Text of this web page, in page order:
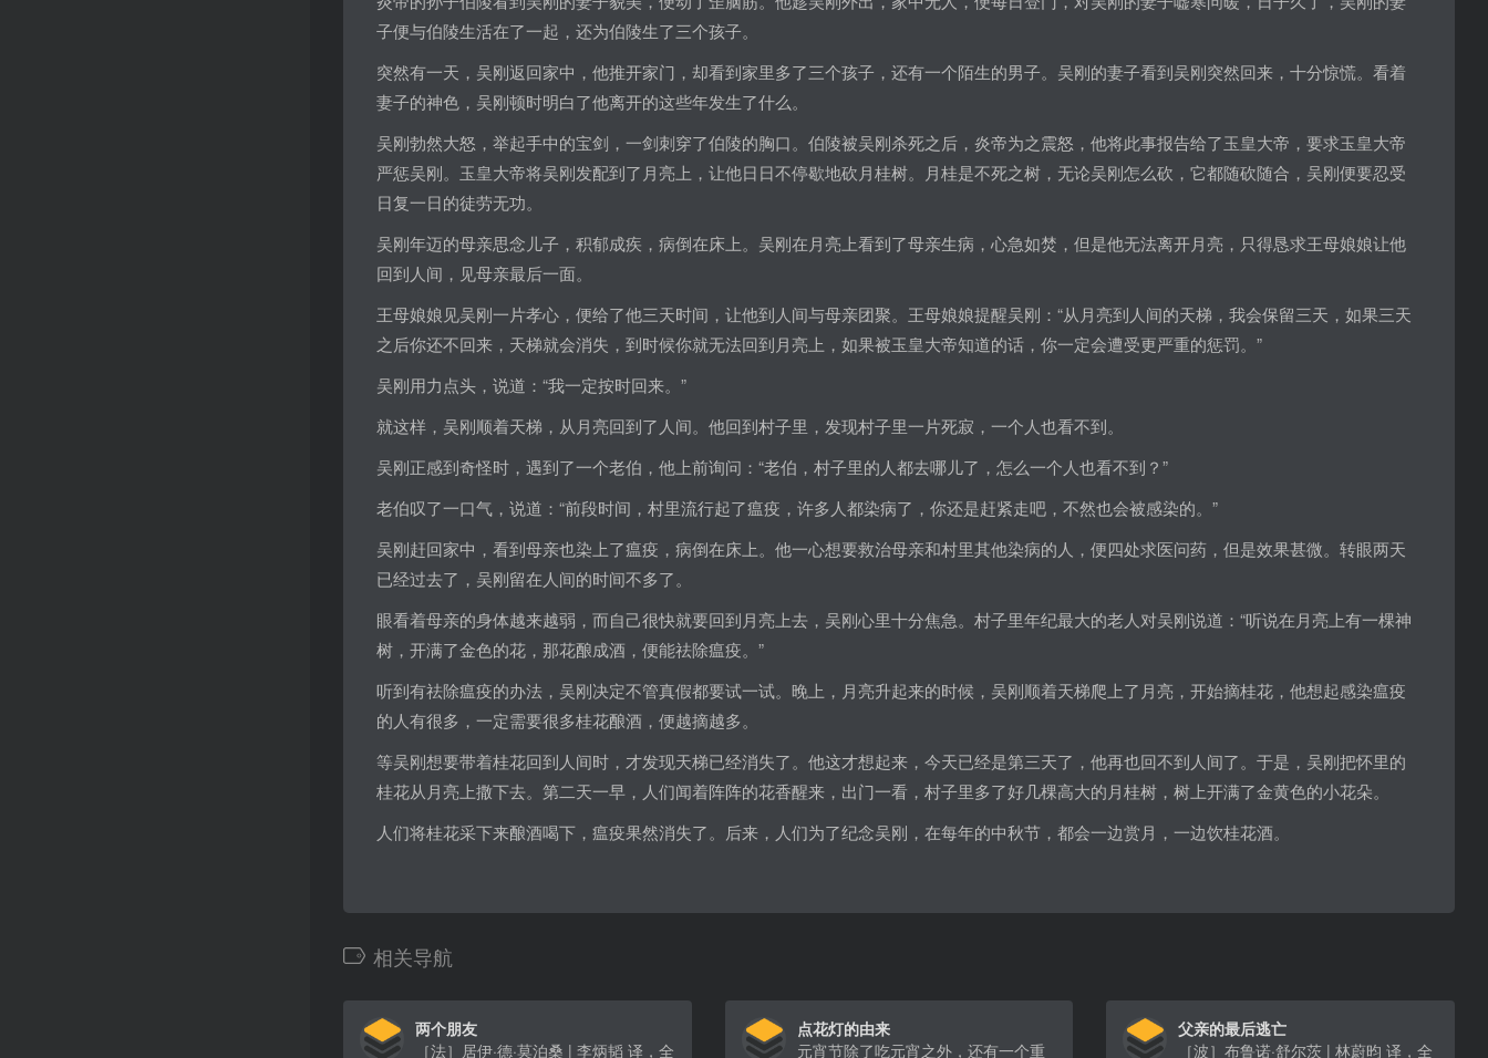
子便与伯陵生活在了一起，还为伯陵生了三个孩子。
突然有一天，吴刚返回家中，他推开家门，却看到家里多了三个孩子，还有一个陌生的男子。吴刚的妻子看到吴刚突然回来，十分惊慌。看着
妻子的神色，吴刚顿时明白了他离开的这些年发生了什么。
吴刚勃然大怒，举起手中的宝剑，一剑刺穿了伯陵的胸口。伯陵被吴刚杀死之后，炎帝为之震怒，他将此事报告给了玉皇大帝，要求玉皇大帝
严惩吴刚。玉皇大帝将吴刚发配到了月亮上，让他日日不停歇地砍月桂树。月桂是不死之树，无论吴刚怎么砍，它都随砍随合，吴刚便要忍受
日复一日的徒劳无功。
吴刚年迈的母亲思念儿子，积郁成疾，病倒在床上。吴刚在月亮上看到了母亲生病，心急如焚，但是他无法离开月亮，只得恳求王母娘娘让他
回到人间，见母亲最后一面。
王母娘娘见吴刚一片孝心，便给了他三天时间，让他到人间与母亲团聚。王母娘娘提醒吴刚：“从月亮到人间的天梯，我会保留三天，如果三天
之后你还不回来，天梯就会消失，到时候你就无法回到月亮上，如果被玉皇大帝知道的话，你一定会遭受更严重的惩罚。”
吴刚用力点头，说道：“我一定按时回来。”
就这样，吴刚顺着天梯，从月亮回到了人间。他回到村子里，发现村子里一片死寂，一个人也看不到。
吴刚正感到奇怪时，遇到了一个老伯，他上前询问：“老伯，村子里的人都去哪儿了，怎么一个人也看不到？”
老伯叹了一口气，说道：“前段时间，村里流行起了瘟疫，许多人都染病了，你还是赶紧走吧，不然也会被感染的。”
吴刚赶回家中，看到母亲也染上了瘟疫，病倒在床上。他一心想要救治母亲和村里其他染病的人，便四处求医问药，但是效果甚微。转眼两天
已经过去了，吴刚留在人间的时间不多了。
眼看着母亲的身体越来越弱，而自己很快就要回到月亮上去，吴刚心里十分焦急。村子里年纪最大的老人对吴刚说道：“听说在月亮上有一棵神
树，开满了金色的花，那花酿成酒，便能祛除瘟疫。”
听到有祛除瘟疫的办法，吴刚决定不管真假都要试一试。晚上，月亮升起来的时候，吴刚顺着天梯爬上了月亮，开始摘桂花，他想起感染瘟疫
的人有很多，一定需要很多桂花酿酒，便越摘越多。
等吴刚想要带着桂花回到人间时，才发现天梯已经消失了。他这才想起来，今天已经是第三天了，他再也回不到人间了。于是，吴刚把怀里的
桂花从月亮上撒下去。第二天一早，人们闻着阵阵的花香醒来，出门一看，村子里多了好几棵高大的月桂树，树上开满了金黄色的小花朵。
人们将桂花采下来酿酒喝下，瘟疫果然消失了。后来，人们为了纪念吴刚，在每年的中秋节，都会一边赏月，一边饮桂花酒。
相关导航
两个朋友
［法］居伊·德·莫泊桑 | 李炳韬 译，全
点花灯的由来
元宵节除了吃元宵之外，还有一个重
父亲的最后逃亡
［波］布鲁诺·舒尔茨 | 林蔚昀 译，全